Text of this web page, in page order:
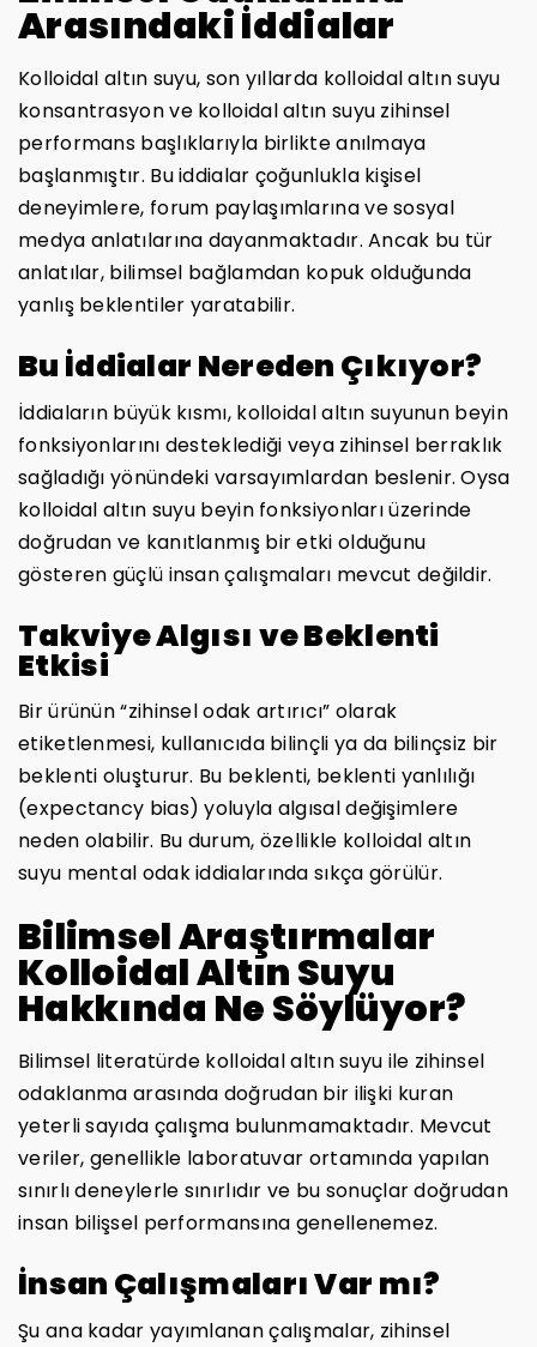
Arasındaki İddialar
Kolloidal altın suyu, son yıllarda kolloidal altın suyu
konsantrasyon ve kolloidal altın suyu zihinsel
performans başlıklarıyla birlikte anılmaya
başlanmıştır. Bu iddialar çoğunlukla kişisel
deneyimlere, forum paylaşımlarına ve sosyal
medya anlatılarına dayanmaktadır. Ancak bu tür
anlatılar, bilimsel bağlamdan kopuk olduğunda
yanlış beklentiler yaratabilir.
Bu İddialar Nereden Çıkıyor?
İddiaların büyük kısmı, kolloidal altın suyunun beyin
fonksiyonlarını desteklediği veya zihinsel berraklık
sağladığı yönündeki varsayımlardan beslenir. Oysa
kolloidal altın suyu beyin fonksiyonları üzerinde
doğrudan ve kanıtlanmış bir etki olduğunu
gösteren güçlü insan çalışmaları mevcut değildir.
Takviye Algısı ve Beklenti
Etkisi
Bir ürünün “zihinsel odak artırıcı” olarak
etiketlenmesi, kullanıcıda bilinçli ya da bilinçsiz bir
beklenti oluşturur. Bu beklenti, beklenti yanlılığı
(expectancy bias) yoluyla algısal değişimlere
neden olabilir. Bu durum, özellikle kolloidal altın
suyu mental odak iddialarında sıkça görülür.
Bilimsel Araştırmalar
Kolloidal Altın Suyu
Hakkında Ne Söylüyor?
Bilimsel literatürde kolloidal altın suyu ile zihinsel
odaklanma arasında doğrudan bir ilişki kuran
yeterli sayıda çalışma bulunmamaktadır. Mevcut
veriler, genellikle laboratuvar ortamında yapılan
sınırlı deneylerle sınırlıdır ve bu sonuçlar doğrudan
insan bilişsel performansına genellenemez.
İnsan Çalışmaları Var mı?
Şu ana kadar yayımlanan çalışmalar, zihinsel